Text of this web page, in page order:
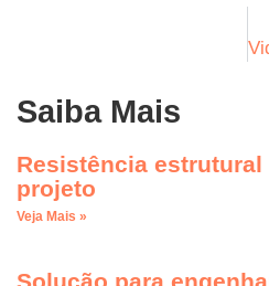
Saiba Mais
Resistência
projeto
Veja Mais »
Solução para